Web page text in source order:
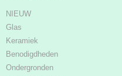
NIEUW
Glas
Keramiek
Benodigdheden
Ondergronden